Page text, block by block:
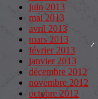
juin 2013
mai 2013
avril 2013
mars 2013
février 2013
janvier 2013
décembre 2012
novembre 2012
octobre 2012